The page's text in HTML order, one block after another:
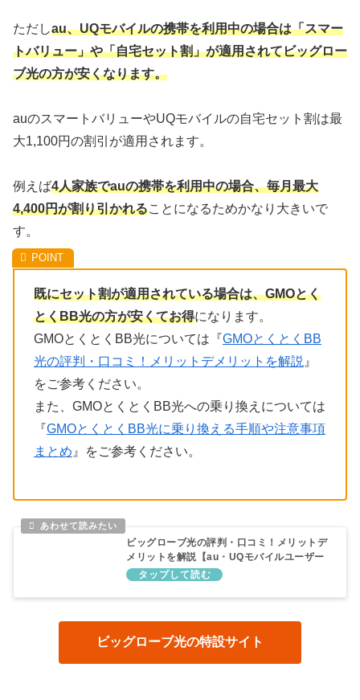
ただしau、UQモバイルの携帯を利用中の場合は「スマー
トバリュー」や「自宅セット割」が適用されてビッグロー
ブ光の方が安くなります。
auのスマートバリューやUQモバイルの自宅セット割は最
大1,100円の割引が適用されます。
例えば4人家族でauの携帯を利用中の場合、毎月最大
4,400円が割り引かれることになるためかなり大きいで
す。
既にセット割が適用されている場合は、GMOとく
とくBB光の方が安くてお得になります。
GMOとくとくBB光については『GMOとくとくBB
光の評判・口コミ！メリットデメリットを解説 』
をご参考ください。
また、GMOとくとくBB光への乗り換えについては
『GMOとくとくBB光に乗り換える手順や注意事項
まとめ 』をご参考ください。
ビッグローブ光の評判・口コミ！メリットデ
メリットを解説【au・UQモバイルユーザー
におすすめ】
ビッグローブ光の特設サイト